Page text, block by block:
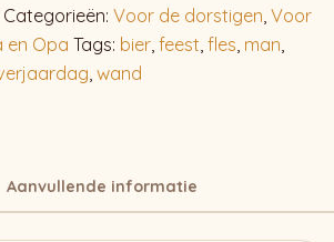
Categorieën: Voor de dorstigen, Voor
en Opa Tags: bier, feest, fles, man,
, wand
Aanvullende informatie